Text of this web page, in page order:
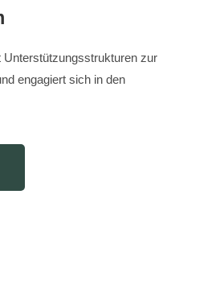
zur
engagiert sich in den